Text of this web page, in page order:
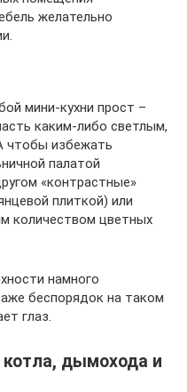
желательно
мини-кухни прост –
каким-либо светлым,
чтобы избежать
палатой
«контрастные»
плиткой) или
количеством цветных
намного
беспорядок на таком
глаз.
дымохода и